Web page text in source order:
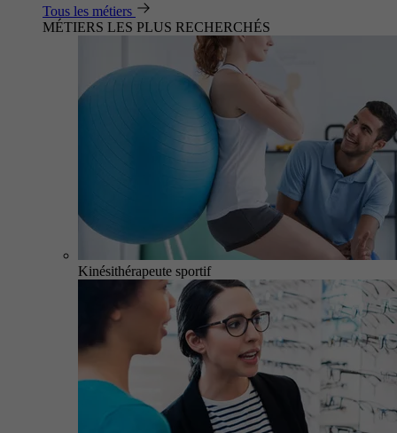
Tous les métiers
MÉTIERS LES PLUS RECHERCHÉS
Kinésithérapeute sportif